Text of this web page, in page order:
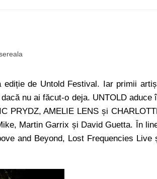
de Untold Festival. Iar primii
nu ai făcut-o deja. UNTOLD aduce
PRYDZ, AMELIE LENS și
Martin Garrix și David Guetta. În
and Beyond, Lost Frequencies Live